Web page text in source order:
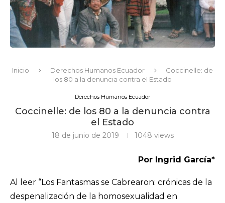
Inicio Derechos Humanos Ecuador
Coccinelle: de
los 80 a la denuncia contra el Estado
Derechos Humanos Ecuador
Coccinelle: de los 80 a la denuncia contra
el Estado
18 de junio de 2019 1048 views
Por Ingrid García*
Al leer “Los Fantasmas se Cabrearon: crónicas de la
despenalización de la homosexualidad en